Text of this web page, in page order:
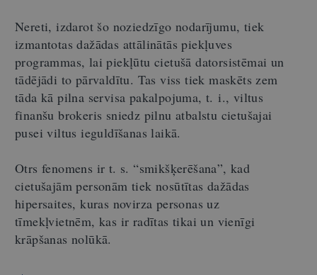
Nereti, izdarot šo noziedzīgo nodarījumu, tiek
izmantotas dažādas attālinātās piekļuves
programmas, lai piekļūtu cietušā datorsistēmai un
tādējādi to pārvaldītu. Tas viss tiek maskēts zem
tāda kā pilna servisa pakalpojuma, t. i., viltus
finanšu brokeris sniedz pilnu atbalstu cietušajai
pusei viltus ieguldīšanas laikā.
Otrs fenomens ir t. s. “smikšķerēšana”, kad
cietušajām personām tiek nosūtītas dažādas
hipersaites, kuras novirza personas uz
tīmekļvietnēm, kas ir radītas tikai un vienīgi
krāpšanas nolūkā.